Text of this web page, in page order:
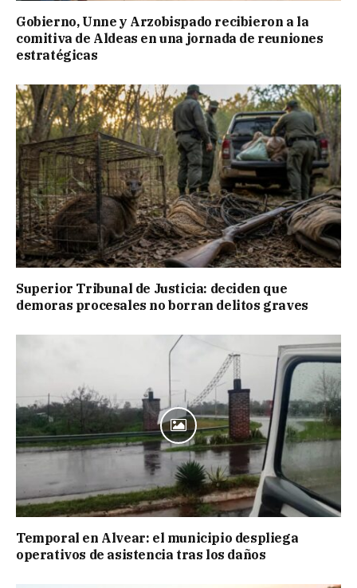
Gobierno, Unne y Arzobispado recibieron a la
comitiva de Aldeas en una jornada de reuniones
estratégicas
Superior Tribunal de Justicia: deciden que
demoras procesales no borran delitos graves
Temporal en Alvear: el municipio despliega
operativos de asistencia tras los daños